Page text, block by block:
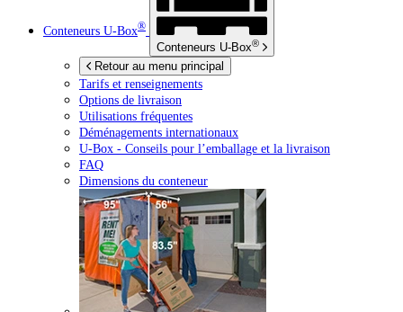
Conteneurs U-Box®
Conteneurs U-Box®
Retour au menu principal
Tarifs et renseignements
Options de livraison
Utilisations fréquentes
Déménagements internationaux
U-Box - Conseils pour l’emballage et la livraison
FAQ
Dimensions du conteneur